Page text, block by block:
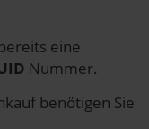
eine
Nummer.
benötigen Sie